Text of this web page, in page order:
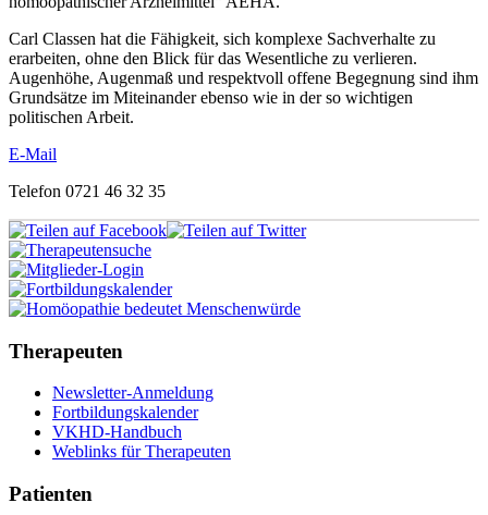
Carl Classen hat die Fähigkeit, sich komplexe Sachverhalte zu
erarbeiten, ohne den Blick für das Wesentliche zu verlieren.
Augenhöhe, Augenmaß und respektvoll offene Begegnung sind ihm
Grundsätze im Miteinander ebenso wie in der so wichtigen
politischen Arbeit.
E-Mail
Telefon 0721 46 32 35
Therapeuten
Newsletter-Anmeldung
Fortbildungskalender
VKHD-Handbuch
Weblinks für Therapeuten
Patienten